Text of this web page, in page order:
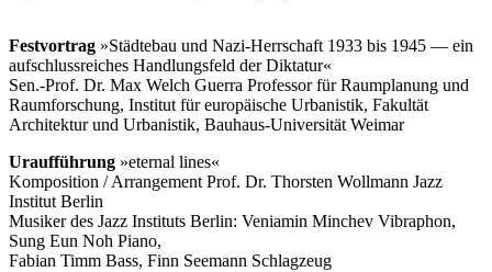
Festvortrag »Städtebau und Nazi-Herrschaft 1933 bis 1945 — ein
aufschlussreiches Handlungsfeld der Diktatur«
Sen.-Prof. Dr. Max Welch Guerra Professor für Raumplanung und
Raumforschung, Institut für europäische Urbanistik, Fakultät
Architektur und Urbanistik, Bauhaus-Universität Weimar
Uraufführung »eternal lines«
Komposition / Arrangement Prof. Dr. Thorsten Wollmann Jazz
Institut Berlin
Musiker des Jazz Instituts Berlin: Veniamin Minchev Vibraphon,
Sung Eun Noh Piano,
Fabian Timm Bass, Finn Seemann Schlagzeug